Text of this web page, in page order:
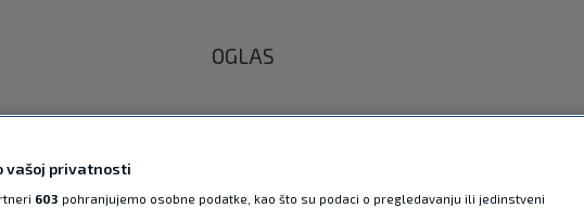
OGLAS
vašoj privatnosti
603 pohranjujemo osobne podatke, kao što su podaci o pregledavanju ili jedinstveni